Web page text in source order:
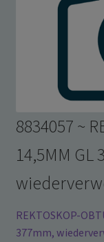
8834057 ~
14,5MM GL
REKTOSKOP-
377mm,